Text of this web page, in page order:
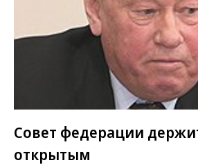
Совет федерации
открытым